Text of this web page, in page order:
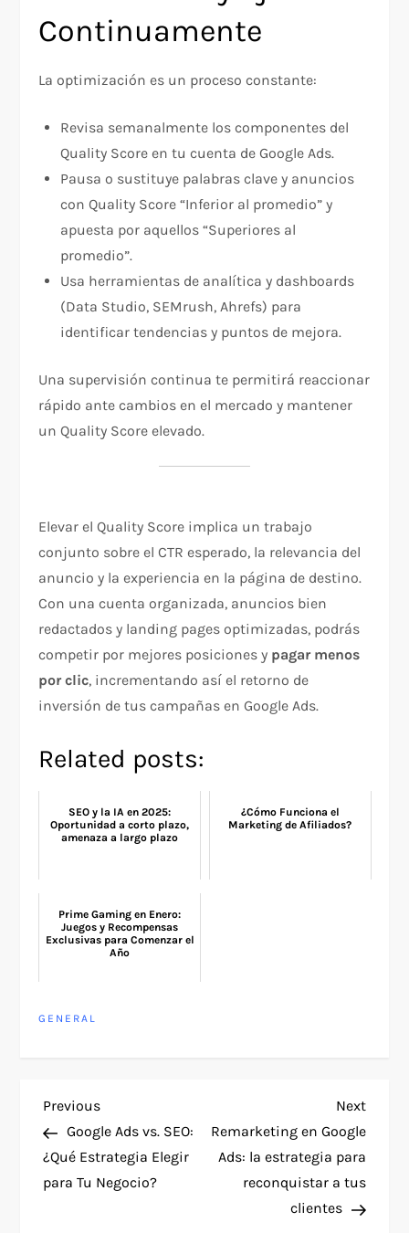
Continuamente
La optimización es un proceso constante:
Revisa semanalmente los componentes del
Quality Score en tu cuenta de Google Ads.
Pausa o sustituye palabras clave y anuncios
con Quality Score “Inferior al promedio” y
apuesta por aquellos “Superiores al
promedio”.
Usa herramientas de analítica y dashboards
(Data Studio, SEMrush, Ahrefs) para
identificar tendencias y puntos de mejora.
Una supervisión continua te permitirá reaccionar
rápido ante cambios en el mercado y mantener
un Quality Score elevado.
Elevar el Quality Score implica un trabajo
conjunto sobre el CTR esperado, la relevancia del
anuncio y la experiencia en la página de destino.
Con una cuenta organizada, anuncios bien
redactados y landing pages optimizadas, podrás
competir por mejores posiciones y pagar menos
por clic, incrementando así el retorno de
inversión de tus campañas en Google Ads.
Related posts:
SEO y la IA en 2025:
Oportunidad a corto plazo,
amenaza a largo plazo
¿Cómo Funciona el
Marketing de Afiliados?
Prime Gaming en Enero:
Juegos y Recompensas
Exclusivas para Comenzar el
Año
GENERAL
P
o
s
Previous
Post
Previous
Google Ads vs. SEO:
¿Qué Estrategia Elegir
para Tu Negocio?
Next
Post
Next
Remarketing en Google
Ads: la estrategia para
reconquistar a tus
clientes